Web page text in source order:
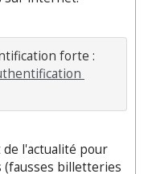
forte :
l'actualité pour
(fausses billetteries